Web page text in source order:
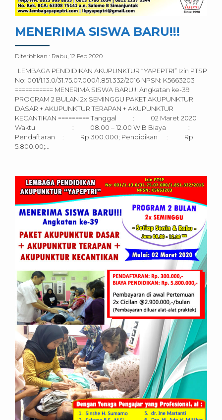
MENERIMA SISWA BARU!!!
Diterbitkan : Rabu, 12 Feb 2020
LEMBAGA PENDIDIKAN AKUPUNKTUR “YAPEPTRI” Izin PTSP
No: 001/1.13.0/31.75.07.000/1.851.332/2016 NPSN: K5663203
=========== MENERIMA SISWA BARU!!! Angkatan ke-39
PROGRAM 2 BULAN 2x SEMINGGU PAKET AKUPUNKTUR
DASAR + AKUPUNKTUR TERAPAN + AKUPUNKTUR
KECANTIKAN ========= Tanggal : 02 Maret 2020
Waktu : 08.00 – 12.00 WIB Biaya :
Pendaftaran : Rp 300.000; Pendidikan : Rp
5.800.00;...